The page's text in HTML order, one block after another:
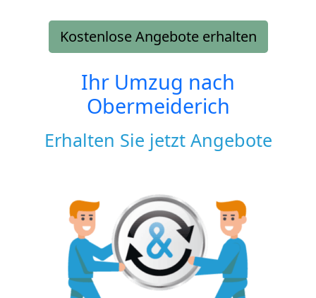
Kostenlose Angebote erhalten
Ihr Umzug nach
Obermeiderich
Erhalten Sie jetzt Angebote